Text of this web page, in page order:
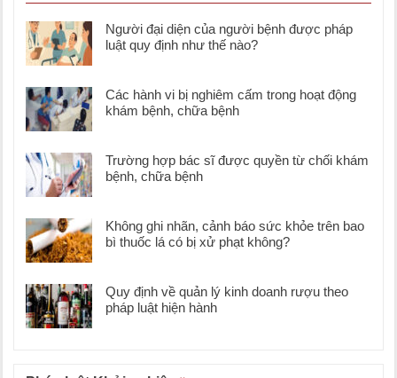
Người đại diện của người bệnh được pháp
luật quy định như thế nào?
Các hành vi bị nghiêm cấm trong hoạt động
khám bệnh, chữa bệnh
Trường hợp bác sĩ được quyền từ chối khám
bệnh, chữa bệnh
Không ghi nhãn, cảnh báo sức khỏe trên bao
bì thuốc lá có bị xử phạt không?
Quy định về quản lý kinh doanh rượu theo
pháp luật hiện hành